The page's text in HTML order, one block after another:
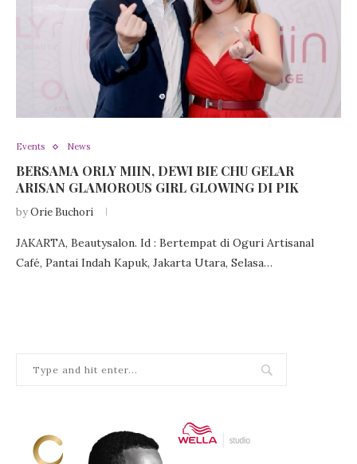
Events News
BERSAMA ORLY MIIN, DEWI BIE CHU GELAR
ARISAN GLAMOROUS GIRL GLOWING DI PIK
byOrie Buchori
JAKARTA, Beautysalon. Id : Bertempat di Oguri Artisanal
Café, Pantai Indah Kapuk, Jakarta Utara, Selasa…